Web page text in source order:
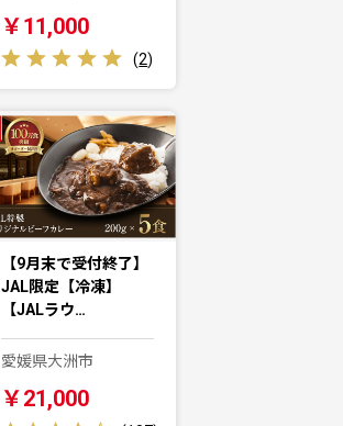
￥11,000
(2)
【9月末で受付終了】
JAL限定【冷凍】
【JALラウ…
愛媛県大洲市
￥21,000